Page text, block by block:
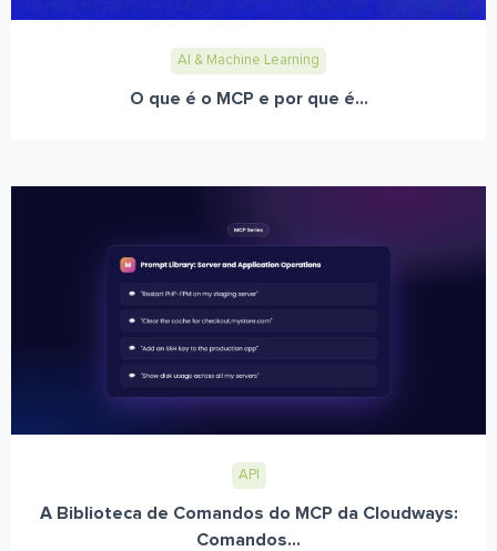
AI & Machine Learning
O que é o MCP e por que é...
API
A Biblioteca de Comandos do MCP da Cloudways:
Comandos...